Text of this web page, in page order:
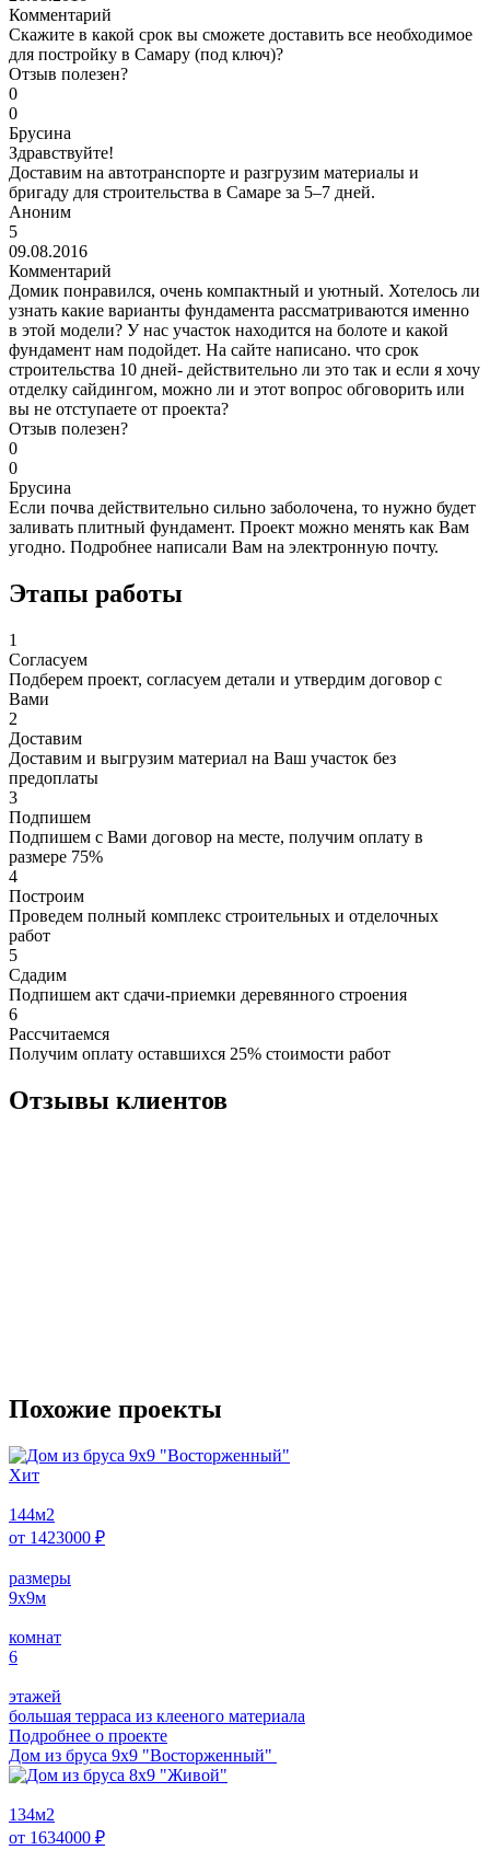
Комментарий
Скажите в какой срок вы сможете доставить все необходимое
для постройку в Самару (под ключ)?
Отзыв полезен?
0
0
Брусина
Здравствуйте!
Доставим на автотранспорте и разгрузим материалы и
бригаду для строительства в Самаре за 5–7 дней.
Аноним
5
09.08.2016
Комментарий
Домик понравился, очень компактный и уютный. Хотелось ли
узнать какие варианты фундамента рассматриваются именно
в этой модели? У нас участок находится на болоте и какой
фундамент нам подойдет. На сайте написано. что срок
строительства 10 дней- действительно ли это так и если я хочу
отделку сайдингом, можно ли и этот вопрос обговорить или
вы не отступаете от проекта?
Отзыв полезен?
0
0
Брусина
Если почва действительно сильно заболочена, то нужно будет
заливать плитный фундамент. Проект можно менять как Вам
угодно. Подробнее написали Вам на электронную почту.
Этапы работы
1
Согласуем
Подберем проект, согласуем детали и утвердим договор с
Вами
2
Доставим
Доставим и выгрузим материал на Ваш участок без
предоплаты
3
Подпишем
Подпишем с Вами договор на месте, получим оплату в
размере 75%
4
Построим
Проведем полный комплекс строительных и отделочных
работ
5
Сдадим
Подпишем акт сдачи-приемки деревянного строения
6
Рассчитаемся
Получим оплату оставшихся 25% стоимости работ
Отзывы клиентов
Похожие проекты
Хит
144м2
от 1423000 ₽
размеры
9х9м
комнат
6
этажей
большая терраса из клееного материала
Подробнее о проектe
Дом из бруса 9х9 "Восторженный"
134м2
от 1634000 ₽